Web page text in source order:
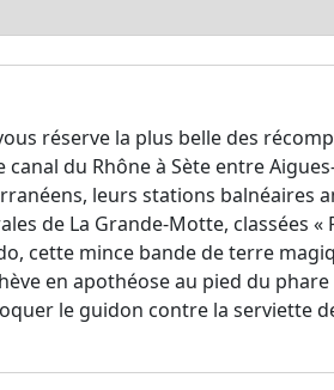
réserve la plus belle des
du Rhône à Sète entre
leurs stations balnéaires
de La Grande-Motte, classées «
cette mince bande de terre
en apothéose au pied du
le guidon contre la serviette